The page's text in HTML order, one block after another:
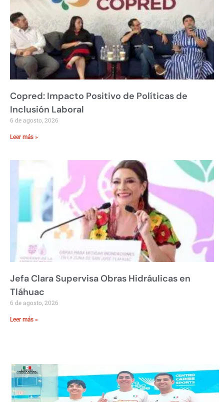
Copred: Impacto Positivo de Políticas de
Inclusión Laboral
6 de agosto, 2026
Leer más »
Jefa Clara Supervisa Obras Hidráulicas en
Tláhuac
6 de agosto, 2026
Leer más »